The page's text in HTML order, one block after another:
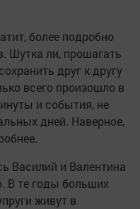
более подробно
Шутка ли, прошагать
друг к другу
всего произошло в
и события, не
дней. Наверное,
Василий и Валентина
В те годы больших
живут в